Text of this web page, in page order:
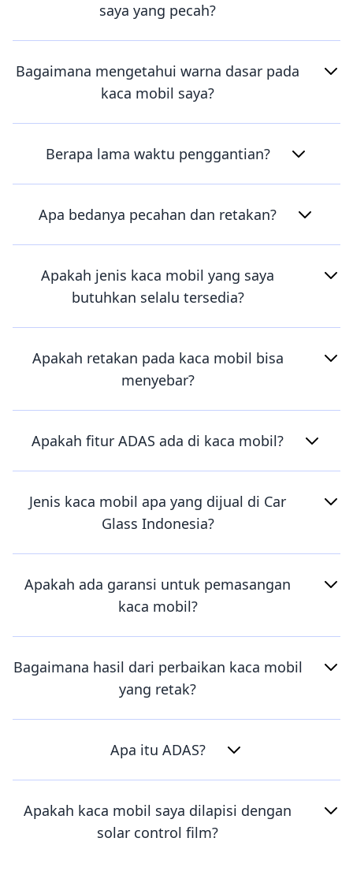
saya yang pecah?
Bagaimana mengetahui warna dasar pada
kaca mobil saya?
Berapa lama waktu penggantian?
Apa bedanya pecahan dan retakan?
Apakah jenis kaca mobil yang saya
butuhkan selalu tersedia?
Apakah retakan pada kaca mobil bisa
menyebar?
Apakah fitur ADAS ada di kaca mobil?
Jenis kaca mobil apa yang dijual di Car
Glass Indonesia?
Apakah ada garansi untuk pemasangan
kaca mobil?
Bagaimana hasil dari perbaikan kaca mobil
yang retak?
Apa itu ADAS?
Apakah kaca mobil saya dilapisi dengan
solar control film?